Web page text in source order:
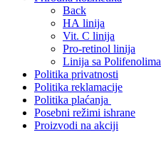
Back
HA linija
Vit. C linija
Pro-retinol linija
Linija sa Polifenolima
Politika privatnosti
Politika reklamacije
Politika plaćanja
Posebni režimi ishrane
Proizvodi na akciji